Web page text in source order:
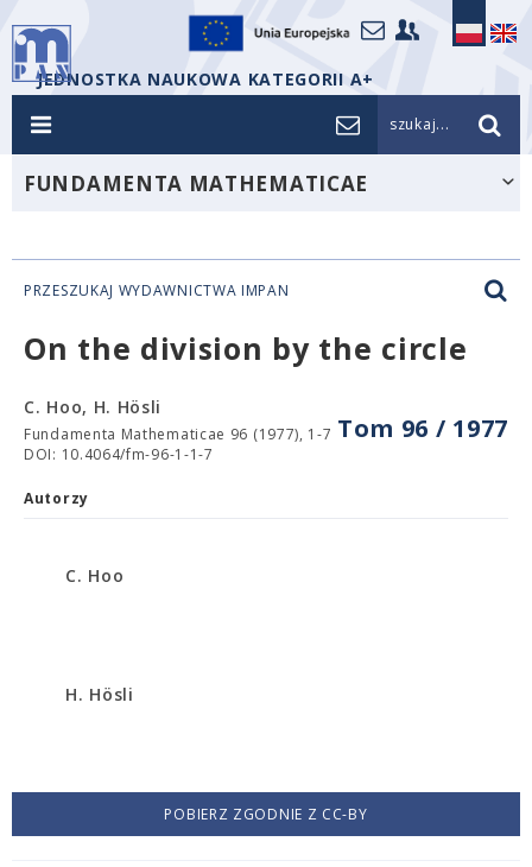
JEDNOSTKA NAUKOWA KATEGORII A+
szukaj...
FUNDAMENTA MATHEMATICAE
PRZESZUKAJ WYDAWNICTWA IMPAN
On the division by the circle
Tom 96 / 1977
C. Hoo, H. Hösli
Fundamenta Mathematicae 96 (1977), 1-7
DOI: 10.4064/fm-96-1-1-7
Autorzy
C. Hoo
H. Hösli
POBIERZ ZGODNIE Z CC-BY